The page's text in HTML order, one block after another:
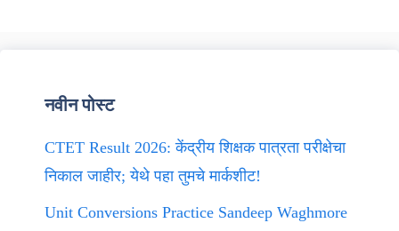
नवीन पोस्ट
CTET Result 2026: केंद्रीय शिक्षक पात्रता परीक्षेचा
निकाल जाहीर; येथे पहा तुमचे मार्कशीट!
Unit Conversions Practice Sandeep Waghmore